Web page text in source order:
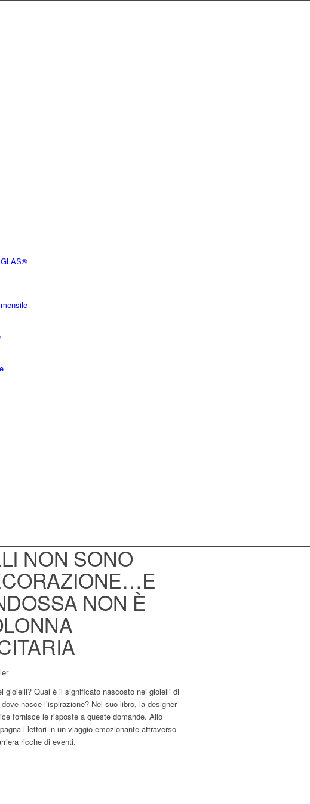
NON SONO
NON È
gioielli? Qual è il significato nascosto nei gioielli di
nasce l’ispirazione? Nel suo libro, la designer
fornisce le risposte a queste domande. Allo
i lettori in un viaggio emozionante attraverso
ricche di eventi.